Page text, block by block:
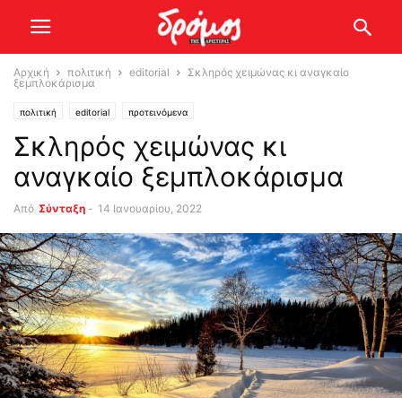
Αρχική πολιτική editorial
Σκληρός χειμώνας κι αναγκαίο
ξεμπλοκάρισμα
πολιτική editorial προτεινόμενα
Σκληρός χειμώνας κι
αναγκαίο ξεμπλοκάρισμα
Από Σύνταξη - 14 Ιανουαρίου, 2022